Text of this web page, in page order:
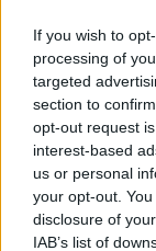
If you wish to
processing of
targeted
section to
opt-out request
interest-based
us or personal
your opt-out.
disclosure of
IAB’s list of
RICETTE
ricette